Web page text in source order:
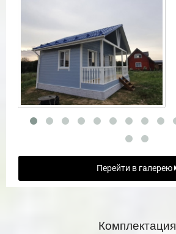
Перейти в галерею
Комплектация